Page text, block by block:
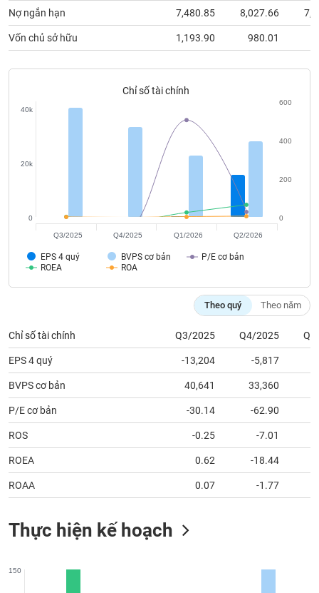
Nợ ngắn hạn 7,480.85 8,027.66
Vốn chủ sở hữu 1,193.90 980.01
Chỉ số tài chính
EPS 4 quý BVPS cơ bản
P/E cơ bản
ROEA
ROA
0
20k
40k
0
200
400
600
Q3/2025 Q4/2025 Q1/2026 Q2/2026
Theo quý Theo năm
Chỉ số tài chính Q3/2025 Q4/2025
EPS 4 quý -13,204 -5,817
BVPS cơ bản 40,641 33,360
P/E cơ bản -30.14 -62.90
ROS -0.25 -7.01
ROEA 0.62 -18.44
ROAA 0.07 -1.77
Thực hiện kế hoạch
150
tài
chính
thông
liệu
tài
chính